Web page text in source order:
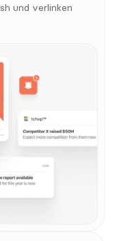
und verlinken